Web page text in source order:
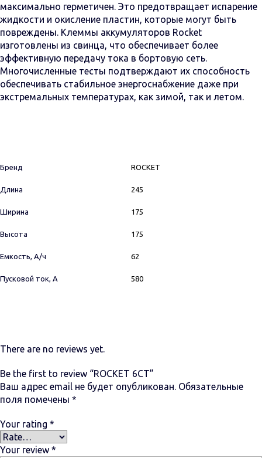
максимально герметичен. Это предотвращает испарение
жидкости и окисление пластин, которые могут быть
повреждены. Клеммы аккумуляторов Rocket
изготовлены из свинца, что обеспечивает более
эффективную передачу тока в бортовую сеть.
Многочисленные тесты подтверждают их способность
обеспечивать стабильное энергоснабжение даже при
экстремальных температурах, как зимой, так и летом.
Бренд ROCKET
Длина 245
Ширина 175
Высота 175
Емкость, А/ч 62
Пусковой ток, А 580
There are no reviews yet.
Be the first to review “ROCKET 6СТ”
Ваш адрес email не будет опубликован. Обязательные
поля помечены *
Your rating *
Your review *